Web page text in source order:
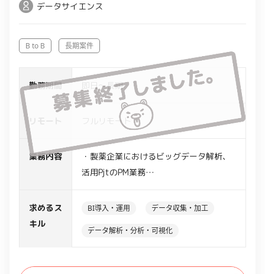
データサイエンス
B to B 長期案件
勤務期間 即日～長期
リモート フルリモート
業務内容
・製薬企業におけるビッグデータ解析、
活用PjtのPM業務
問履歴、webカンファレンス視聴履歴の
・上記データからの課題抽出、システム
・オフショア開発チームへの開発仕様の
求めるス
キル
BI導入・運用 データ収集・加工
データ解析・分析・可視化